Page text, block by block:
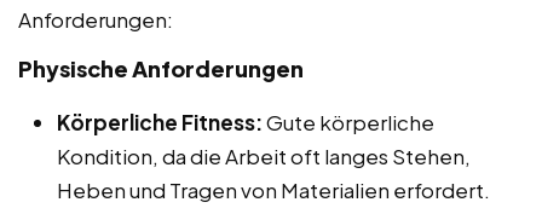
Anforderungen:
Physische Anforderungen
Körperliche Fitness:Gute körperliche
Kondition, da die Arbeit oft langes Stehen,
Heben und Tragen von Materialien erfordert.